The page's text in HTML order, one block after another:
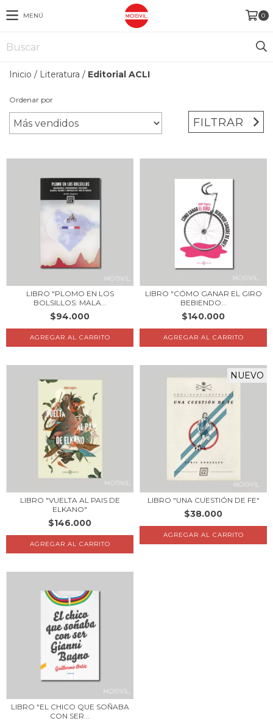
MENÚ 0
Inicio / Literatura / Editorial ACLI
Ordenar por
FILTRAR
LIBRO "PLOMO EN LOS
BOLSILLOS: MALA...
$94.000
LIBRO "CÓMO GANAR EL GIRO
BEBIENDO...
$140.000
LIBRO "VUELTA AL PAIS DE
ELKANO"
$146.000
NUEVO
LIBRO "UNA CUESTIÓN DE FE"
$38.000
LIBRO "EL CHICO QUE SOÑABA
CON SER...